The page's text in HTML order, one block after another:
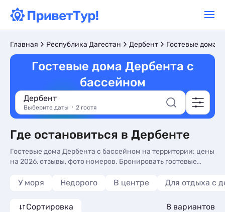
Главная Республика Дагестан Дербент Гостевые дома
Гостевые дома Дербента с
бассейном
Дербент
Выберите даты 2 гостя
Где остановиться в Дербенте
Гостевые дома Дербента с бассейном на территории: цены
на 2026, отзывы, фото номеров. Бронировать гостевые
более 10 вариантов, от 1000 руб, номера с кухней в номере,
У моря Недорого В центре Для отдыха с
Сортировка 8 вариантов